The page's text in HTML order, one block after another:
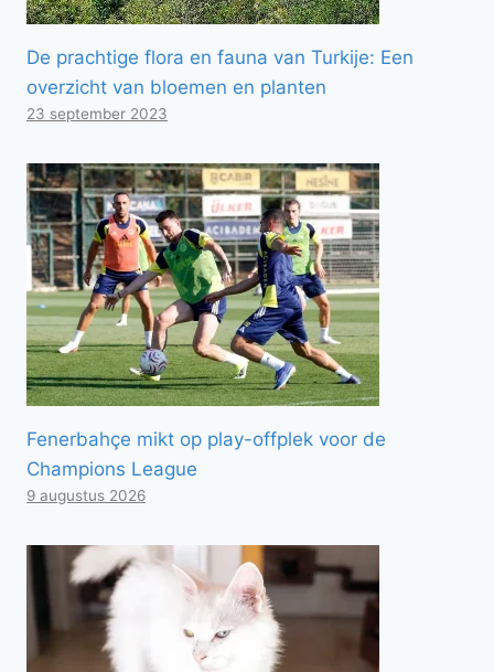
De prachtige flora en fauna van Turkije: Een
overzicht van bloemen en planten
23 september 2023
Fenerbahçe mikt op play-offplek voor de
Champions League
9 augustus 2026